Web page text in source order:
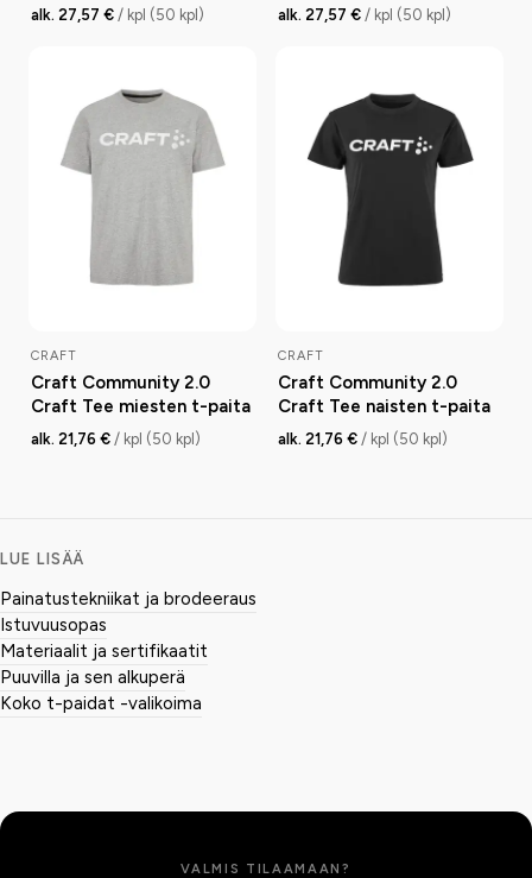
alk. 27,57 € / kpl (50 kpl) alk. 27,57 € / kpl (50 kpl)
CRAFT
Craft Community 2.0
Craft Tee miesten t-paita
alk. 21,76 € / kpl (50 kpl)
CRAFT
Craft Community 2.0
Craft Tee naisten t-paita
alk. 21,76 € / kpl (50 kpl)
LUE LISÄÄ
Painatustekniikat ja brodeeraus
Istuvuusopas
Materiaalit ja sertifikaatit
Puuvilla ja sen alkuperä
Koko t-paidat -valikoima
VALMIS TILAAMAAN?